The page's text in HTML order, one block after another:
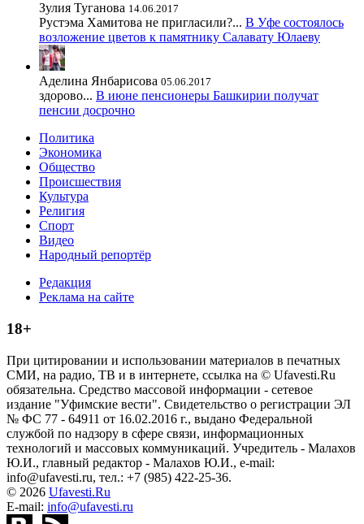
Зулия Туганова 14.06.2017
Рустэма Хамитова не пригласили?... В Уфе состоялось
возложение цветов к памятнику Салавату Юлаеву
Аделина Янбарисова 05.06.2017
здорово... В июне пенсионеры Башкирии получат
пенсии досрочно
Политика
Экономика
Общество
Происшествия
Культура
Религия
Спорт
Видео
Народный репортёр
Редакция
Реклама на сайте
18+
При цитировании и использовании материалов в печатных
СМИ, на радио, ТВ и в интернете, ссылка на © Ufavesti.Ru
обязательна. Средство массовой информации - сетевое
издание "Уфимские вести". Свидетельство о регистрации ЭЛ
№ ФС 77 - 64911 от 16.02.2016 г., выдано Федеральной
службой по надзору в сфере связи, информационных
технологий и массовых коммуникаций. Учредитель - Малахов
Ю.И., главный редактор - Малахов Ю.И., e-mail:
info@ufavesti.ru, тел.: +7 (985) 422-25-36.
© 2026 Ufavesti.Ru
E-mail: info@ufavesti.ru